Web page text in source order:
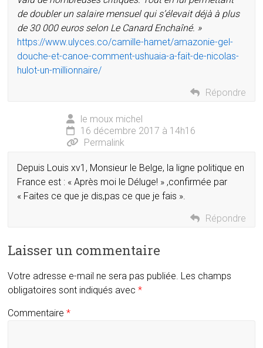
de doubler un salaire mensuel qui s’élevait déjà à plus
de 30 000 euros selon Le Canard Enchaîné. »
https://www.ulyces.co/camille-hamet/amazonie-gel-
douche-et-canoe-comment-ushuaia-a-fait-de-nicolas-
hulot-un-millionnaire/
Répondre
le moux michel
16 décembre 2017 à 14h16
Permalink
Depuis Louis xv1, Monsieur le Belge, la ligne politique en
France est : « Après moi le Déluge! » ,confirmée par
« Faites ce que je dis,pas ce que je fais ».
Répondre
Laisser un commentaire
Votre adresse e-mail ne sera pas publiée. Les champs
obligatoires sont indiqués avec*
Commentaire*